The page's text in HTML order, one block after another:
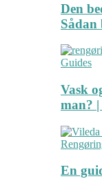
Den
Sådan
Guides
Vask
man? |
En